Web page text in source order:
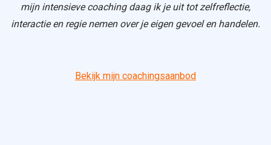
mijn intensieve coaching daag ik je uit tot zelfreflectie,
interactie en regie nemen over je eigen gevoel en handelen.
Bekijk mijn coachingsaanbod